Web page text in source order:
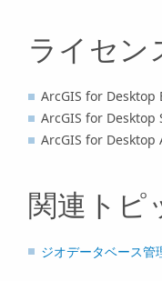
ライセン
ArcGIS for Desktop
ArcGIS for Desktop
ArcGIS for Desktop
関連トピ
ジオデータベース管